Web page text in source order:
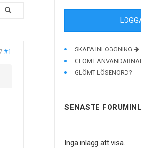
#1
SKAPA INLOGGNING
GLÖMT
GLÖMT LÖSENORD?
SENASTE
Inga inlägg att visa.